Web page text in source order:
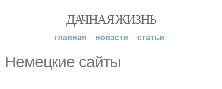
ДАЧНАЯ ЖИЗНЬ
главная новости статьи
Немецкие сайты